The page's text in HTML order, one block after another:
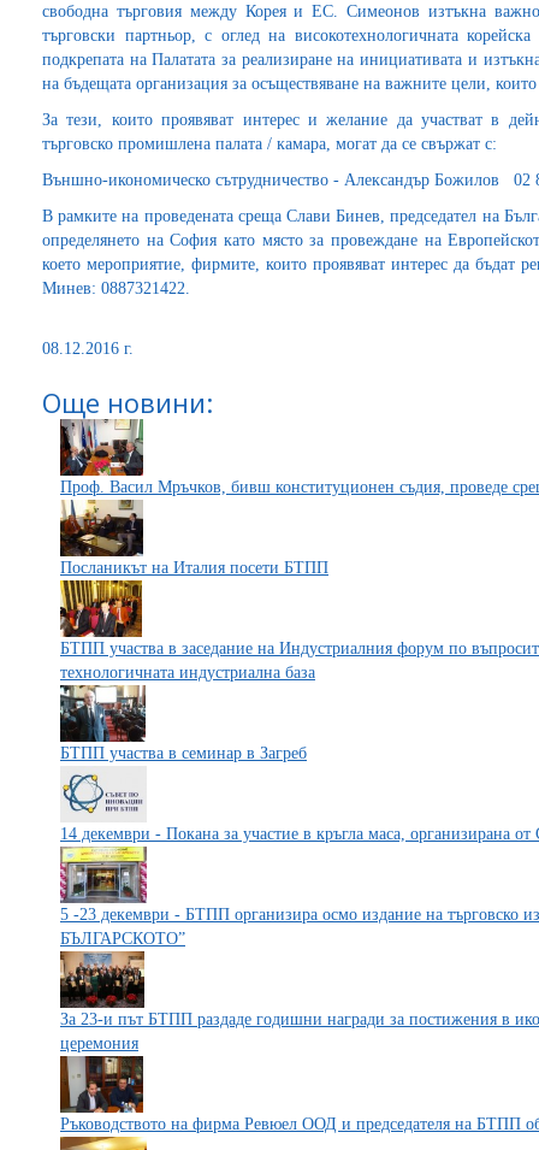
свободна търговия между Корея и ЕС. Симеонов изтъкна
търговски партньор, с оглед на високотехнологичната
подкрепата на Палатата за реализиране на инициативата и
на бъдещата организация за осъществяване на важните цели,
За тези, които проявяват интерес и желание да участват в
търговско промишлена палата / камара, могат да се свържат с:
Външно-икономическо сътрудничество - Александър Божилов 02
В рамките на проведената среща Слави Бинев, председател на
определянето на София като място за провеждане на
което мероприятие, фирмите, които проявяват интерес да бъдат
Минев: 0887321422.
08.12.2016 г.
Още новини:
Проф. Васил Мръчков, бивш конституционен съдия, проведе
Посланикът на Италия посети БТПП
БТПП участва в заседание на Индустриалния форум по
технологичната индустриална база
БТПП участва в семинар в Загреб
14 декември - Покана за участие в кръгла маса,
5 -23 декември - БТПП организира осмо издание на
БЪЛГАРСКОТО”
За 23-и път БТПП раздаде годишни награди за постижения в
церемония
Ръководството на фирма Ревюел ООД и председателя на БТПП